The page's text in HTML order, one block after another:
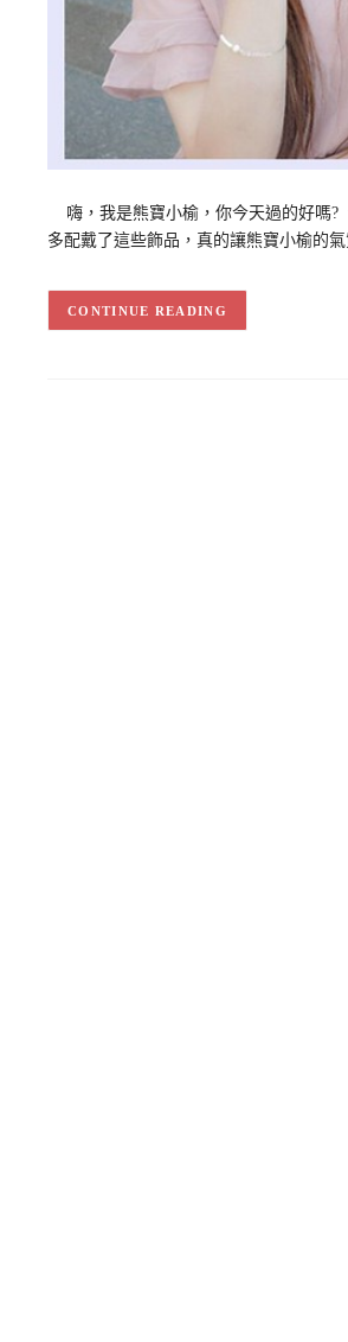
嗨，我是熊寶小榆，你今天過的好嗎?
多配戴了這些飾品，真的讓熊寶小榆的
CONTINUE READING